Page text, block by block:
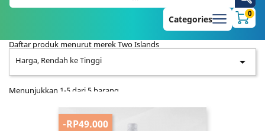
Categories
0
Daftar produk menurut merek Two Islands
Harga, Rendah ke Tinggi

Menunjukkan 1-5 dari 5 barang
-RP49.000